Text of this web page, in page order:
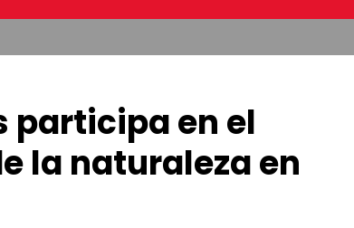
participa en el
la naturaleza en